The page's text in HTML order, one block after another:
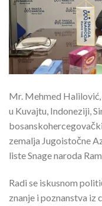
Mr. Mehmed
u Kuvajtu, Indoneziji,
zemalja Jugoistočne
liste Snage naroda
Radi se iskusnom
znanje i poznanstva iz